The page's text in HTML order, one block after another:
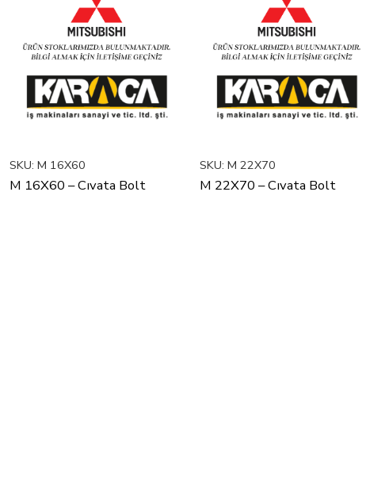
SKU: M 16X60
M 16X60 – Cıvata Bolt
SKU: M 22X70
M 22X70 – Cıvata Bolt